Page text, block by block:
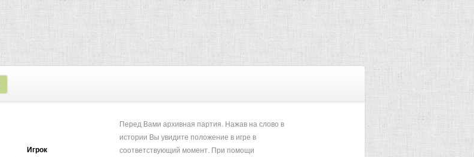
Игрок
Перед Вами архивная партия. Нажав на слово в
истории Вы увидите положение в игре в
соответствующий момент. При помощи